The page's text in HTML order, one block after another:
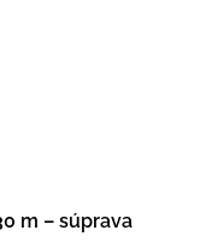
m – súprava